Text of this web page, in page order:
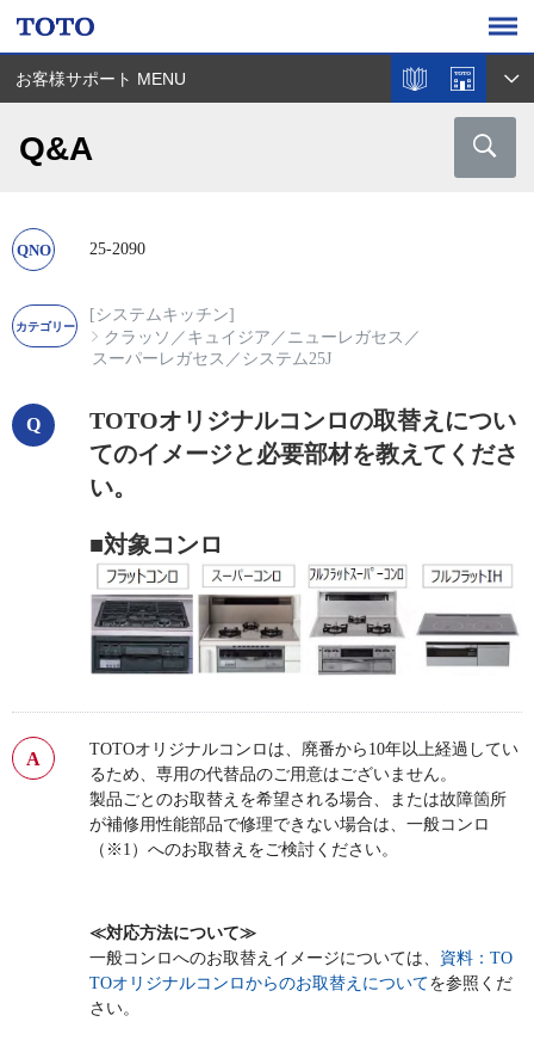
お客様サポート MENU
Q&A
25-2090
[システムキッチン]
クラッソ ／ キュイジア ／ ニューレガセス ／
スーパーレガセス ／ システム25J
TOTOオリジナルコンロの取替えについ
てのイメージと必要部材を教えてくださ
い。
■対象コンロ
TOTOオリジナルコンロは、廃番から10年以上経過してい
るため、専用の代替品のご用意はございません。
製品ごとのお取替えを希望される場合、または故障箇所
が補修用性能部品で修理できない場合は、一般コンロ
（※1）へのお取替えをご検討ください。
≪対応方法について≫
一般コンロへのお取替えイメージについては、 資料：TO
TOオリジナルコンロからのお取替えについてを参照くだ
さい。